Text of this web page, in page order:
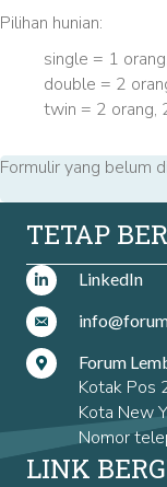
Pilihan hunian:
single = 1
double = 2
twin = 2 orang,
Formulir yang belum
TETAP
LinkedIn
Forum
Kotak Pos
Kota New
Nomor
LINK